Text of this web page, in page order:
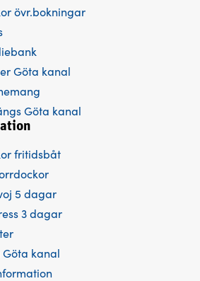
övr.bokningar
Göta kanal
Göta kanal
fritidsbåt
5 dagar
3 dagar
kanal